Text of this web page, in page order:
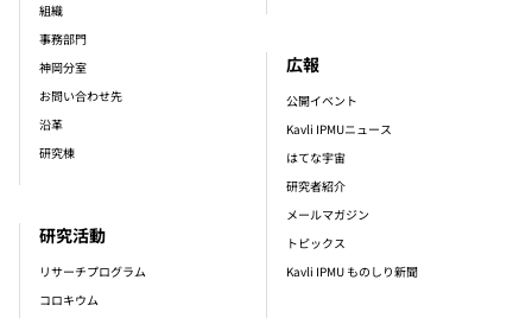
組織
事務部門
神岡分室
お問い合わせ先
沿革
研究棟
研究活動
リサーチプログラム
コロキウム
広報
公開イベント
Kavli IPMUニュース
はてな宇宙
研究者紹介
メールマガジン
トピックス
Kavli IPMU ものしり新聞